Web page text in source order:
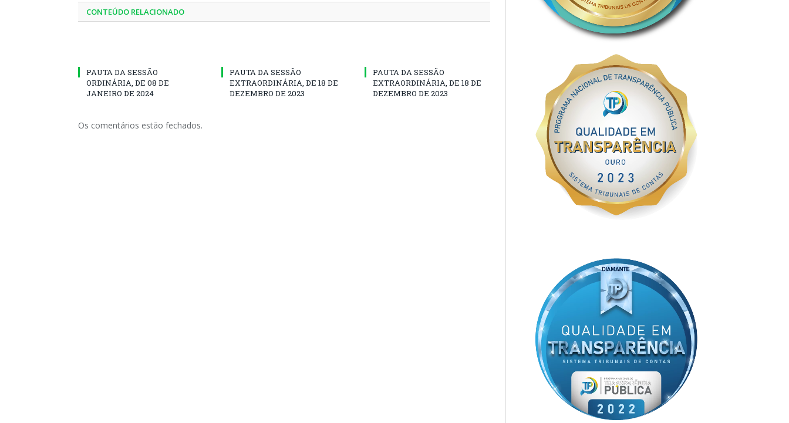
CONTEÚDO RELACIONADO
PAUTA DA SESSÃO
ORDINÁRIA, DE 08 DE
JANEIRO DE 2024
PAUTA DA SESSÃO
EXTRAORDINÁRIA, DE 18 DE
DEZEMBRO DE 2023
PAUTA DA SESSÃO
EXTRAORDINÁRIA, DE 18 DE
DEZEMBRO DE 2023
Os comentários estão fechados.